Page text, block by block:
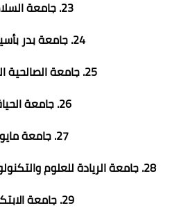
23. جامعة السلام.
24. جامعة بدر بأسيوط.
25. جامعة الصالحية الجديدة.
26. جامعة الحياة.
27. جامعة مايو.
28. جامعة الريادة للعلوم والتكنولوجيا بمدينة السادات.
29. جامعة الابتكار.